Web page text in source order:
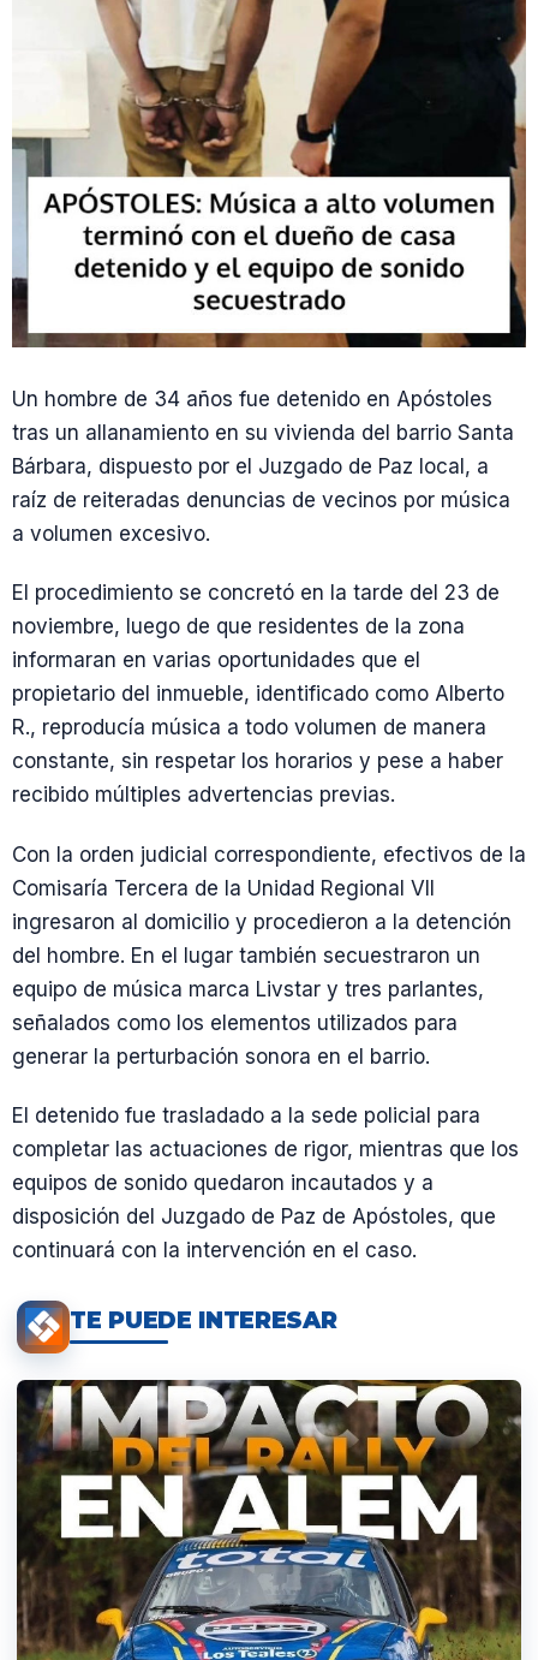
Un hombre de 34 años fue detenido en Apóstoles
tras un allanamiento en su vivienda del barrio Santa
Bárbara, dispuesto por el Juzgado de Paz local, a
raíz de reiteradas denuncias de vecinos por música
a volumen excesivo.
El procedimiento se concretó en la tarde del 23 de
noviembre, luego de que residentes de la zona
informaran en varias oportunidades que el
propietario del inmueble, identificado como Alberto
R., reproducía música a todo volumen de manera
constante, sin respetar los horarios y pese a haber
recibido múltiples advertencias previas.
Con la orden judicial correspondiente, efectivos de la
Comisaría Tercera de la Unidad Regional VII
ingresaron al domicilio y procedieron a la detención
del hombre. En el lugar también secuestraron un
equipo de música marca Livstar y tres parlantes,
señalados como los elementos utilizados para
generar la perturbación sonora en el barrio.
El detenido fue trasladado a la sede policial para
completar las actuaciones de rigor, mientras que los
equipos de sonido quedaron incautados y a
disposición del Juzgado de Paz de Apóstoles, que
continuará con la intervención en el caso.
TE PUEDE INTERESAR